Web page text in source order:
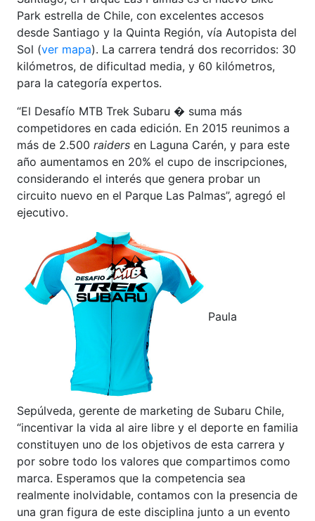
Park estrella de Chile, con excelentes accesos
desde Santiago y la Quinta Región, vía Autopista del
Sol (ver mapa). La carrera tendrá dos recorridos: 30
kilómetros, de dificultad media, y 60 kilómetros,
para la categoría expertos.
“El Desafío MTB Trek Subaru � suma más
competidores en cada edición. En 2015 reunimos a
más de 2.500 raiders en Laguna Carén, y para este
año aumentamos en 20% el cupo de inscripciones,
considerando el interés que genera probar un
circuito nuevo en el Parque Las Palmas”, agregó el
ejecutivo.
Paula
Sepúlveda, gerente de marketing de Subaru Chile,
“incentivar la vida al aire libre y el deporte en familia
constituyen uno de los objetivos de esta carrera y
por sobre todo los valores que compartimos como
marca. Esperamos que la competencia sea
realmente inolvidable, contamos con la presencia de
una gran figura de este disciplina junto a un evento